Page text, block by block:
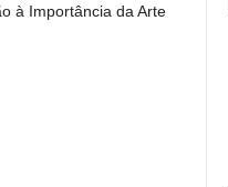
à Importância da Arte